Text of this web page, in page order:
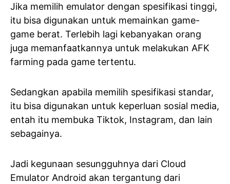
Jika memilih emulator dengan spesifikasi tinggi,
itu bisa digunakan untuk memainkan game-
game berat. Terlebih lagi kebanyakan orang
juga memanfaatkannya untuk melakukan AFK
farming pada game tertentu.
Sedangkan apabila memilih spesifikasi standar,
itu bisa digunakan untuk keperluan sosial media,
entah itu membuka Tiktok, Instagram, dan lain
sebagainya.
Jadi kegunaan sesungguhnya dari Cloud
Emulator Android akan tergantung dari